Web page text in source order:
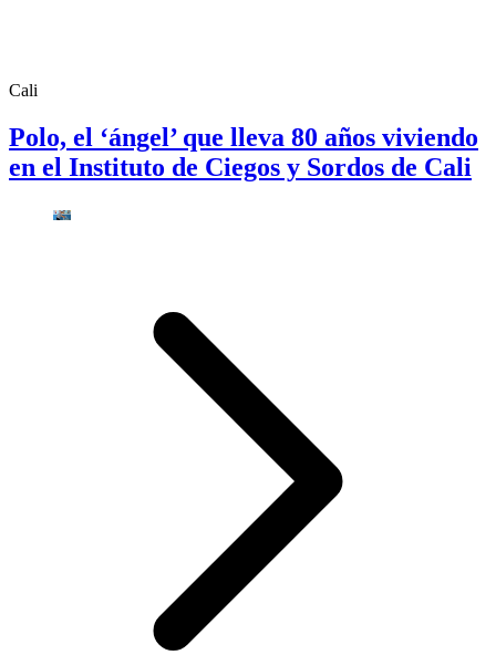
Cali
Polo, el ‘ángel’ que lleva 80 años viviendo
en el Instituto de Ciegos y Sordos de Cali